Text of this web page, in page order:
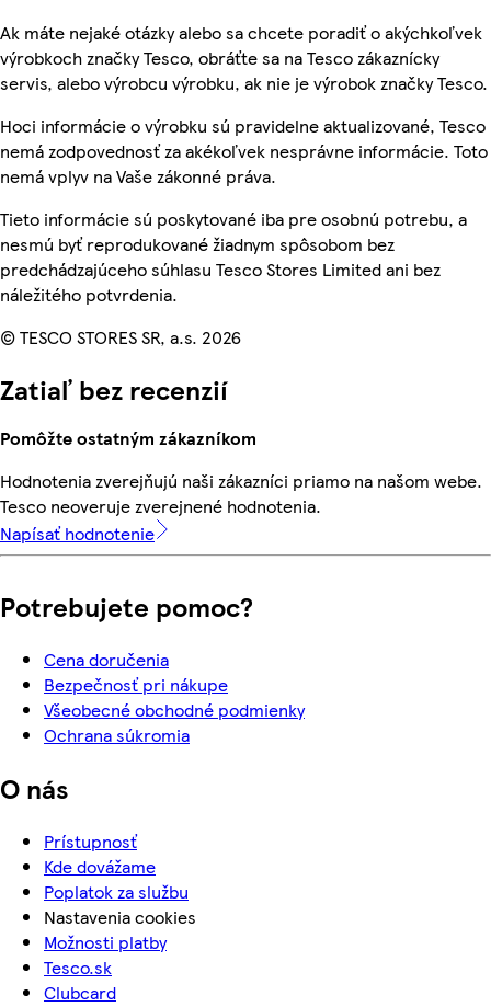
Ak máte nejaké otázky alebo sa chcete poradiť o akýchkoľvek
výrobkoch značky Tesco, obráťte sa na Tesco zákaznícky
servis, alebo výrobcu výrobku, ak nie je výrobok značky Tesco.
Hoci informácie o výrobku sú pravidelne aktualizované, Tesco
nemá zodpovednosť za akékoľvek nesprávne informácie. Toto
nemá vplyv na Vaše zákonné práva.
Tieto informácie sú poskytované iba pre osobnú potrebu, a
nesmú byť reprodukované žiadnym spôsobom bez
predchádzajúceho súhlasu Tesco Stores Limited ani bez
náležitého potvrdenia.
© TESCO STORES SR, a.s. 2026
Zatiaľ bez recenzií
Pomôžte ostatným zákazníkom
Hodnotenia zverejňujú naši zákazníci priamo na našom webe.
Tesco neoveruje zverejnené hodnotenia.
Napísať hodnotenie
Potrebujete pomoc?
Cena doručenia
Bezpečnosť pri nákupe
Všeobecné obchodné podmienky
Ochrana súkromia
O nás
Prístupnosť
Kde dovážame
Poplatok za službu
Nastavenia cookies
Možnosti platby
Tesco.sk
Clubcard